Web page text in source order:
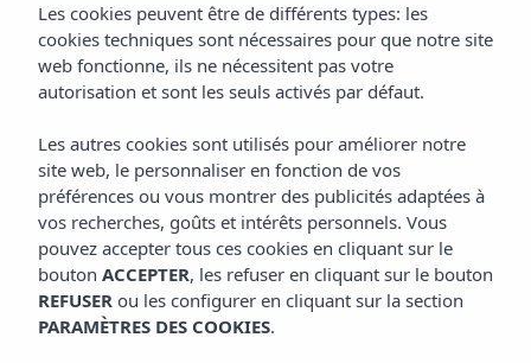
Les cookies peuvent être de différents types: les
cookies techniques sont nécessaires pour que notre site
web fonctionne, ils ne nécessitent pas votre
autorisation et sont les seuls activés par défaut.
Les autres cookies sont utilisés pour améliorer notre
site web, le personnaliser en fonction de vos
préférences ou vous montrer des publicités adaptées à
vos recherches, goûts et intérêts personnels. Vous
pouvez accepter tous ces cookies en cliquant sur le
bouton ACCEPTER, les refuser en cliquant sur le bouton
REFUSER ou les configurer en cliquant sur la section
PARAMÈTRES DES COOKIES.